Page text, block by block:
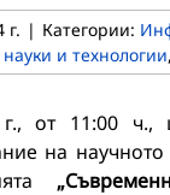
г. | Категории:
и технологии,
г., от 11:00
на